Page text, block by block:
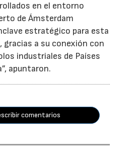
en el entorno
de Ámsterdam
estratégico para esta
gracias a su conexión con
industriales de Países
apuntaron.
comentarios